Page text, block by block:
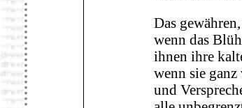
Das
wenn das
ihnen ihre
wenn sie ganz
und